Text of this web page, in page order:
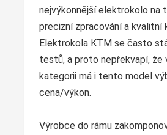
nejvýkonnější elektrokolo na
precizní zpracování a kvalitní
Elektrokola KTM se často
testů, a proto nepřekvapí,
kategorii má i tento model
cena/výkon.
Výrobce do rámu